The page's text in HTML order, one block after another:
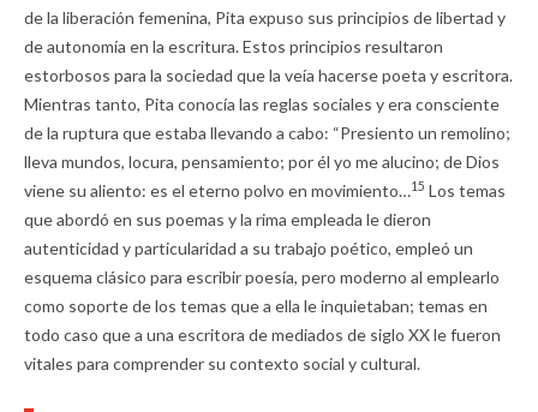
de la liberación femenina, Pita expuso sus principios de libertad y
de autonomía en la escritura. Estos principios resultaron
estorbosos para la sociedad que la veía hacerse poeta y escritora.
Mientras tanto, Pita conocía las reglas sociales y era consciente
de la ruptura que estaba llevando a cabo: “Presiento un remolino;
lleva mundos, locura, pensamiento; por él yo me alucino; de Dios
viene su aliento: es el eterno polvo en movimiento…15 Los temas
que abordó en sus poemas y la rima empleada le dieron
autenticidad y particularidad a su trabajo poético, empleó un
esquema clásico para escribir poesía, pero moderno al emplearlo
como soporte de los temas que a ella le inquietaban; temas en
todo caso que a una escritora de mediados de siglo XX le fueron
vitales para comprender su contexto social y cultural.